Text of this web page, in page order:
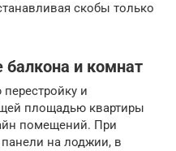
скобы только
балкона и комнат
и
площадью квартиры
помещений. При
на лоджии, в